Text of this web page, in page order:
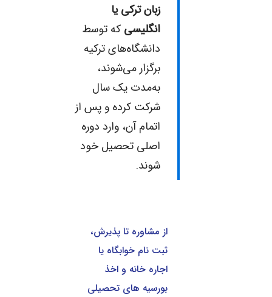
زبان ترکی یا
انگلیسی که توسط
دانشگاه‌های ترکیه
برگزار می‌شوند،
به‌مدت یک سال
شرکت کرده و پس از
اتمام آن، وارد دوره
اصلی تحصیل خود
شوند.
از مشاوره تا پذیرش،
ثبت نام خوابگاه یا
اجاره خانه و اخذ
بورسیه های تحصیلی